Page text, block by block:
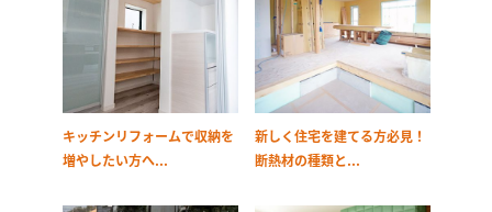
キッチンリフォームで収納を
増やしたい方へ...
新しく住宅を建てる方必見！
断熱材の種類と...